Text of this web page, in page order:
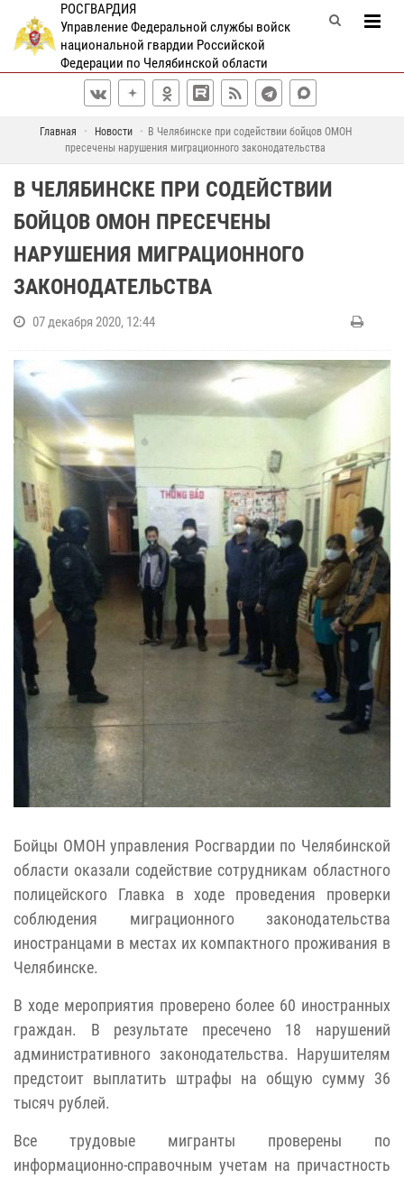
РОСГВАРДИЯ
Управление Федеральной службы войск
национальной гвардии Российской
Федерации по Челябинской области
Главная Новости
В Челябинске при содействии бойцов ОМОН
пресечены нарушения миграционного законодательства
В ЧЕЛЯБИНСКЕ ПРИ СОДЕЙСТВИИ
БОЙЦОВ ОМОН ПРЕСЕЧЕНЫ
НАРУШЕНИЯ МИГРАЦИОННОГО
ЗАКОНОДАТЕЛЬСТВА
07 декабря 2020, 12:44
Бойцы ОМОН управления Росгвардии по Челябинской
области оказали содействие сотрудникам областного
полицейского Главка в ходе проведения проверки
соблюдения миграционного законодательства
иностранцами в местах их компактного проживания в
Челябинске.
В ходе мероприятия проверено более 60 иностранных
граждан. В результате пресечено 18 нарушений
административного законодательства. Нарушителям
предстоит выплатить штрафы на общую сумму 36
тысяч рублей.
Все трудовые мигранты проверены по
информационно-справочным учетам на причастность